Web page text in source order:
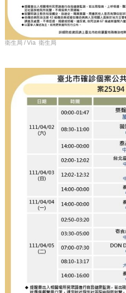
衛生局 / Via 衛生局